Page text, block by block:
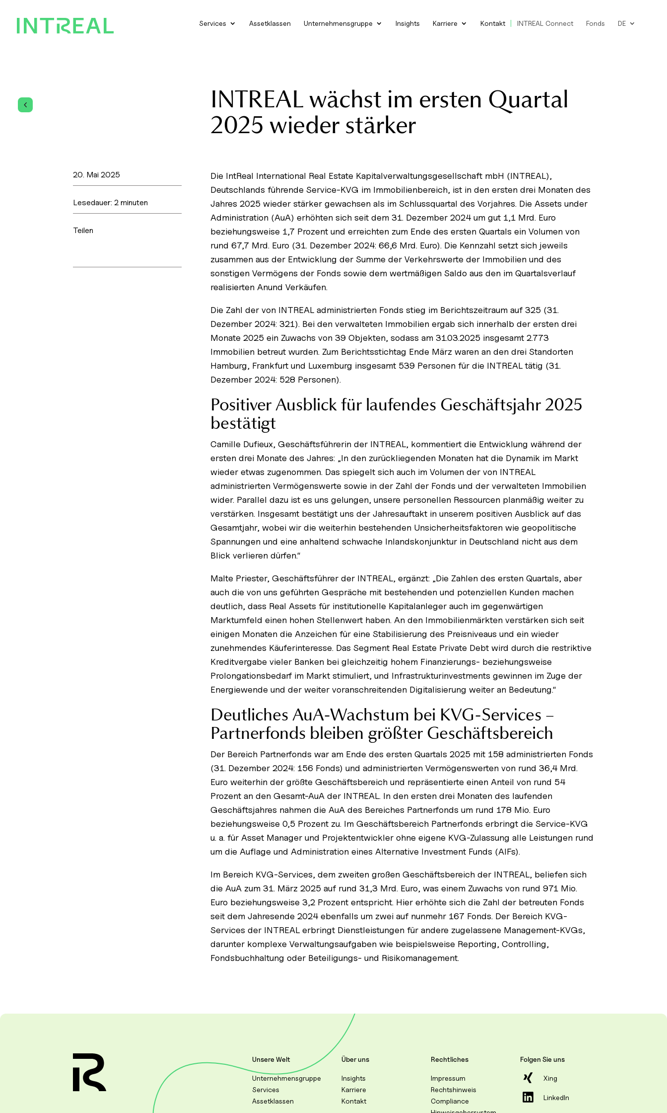
Services Assetklassen Unternehmensgruppe Insights Karriere Kontakt INTREAL Connect Fonds DE
4 INTREAL wächst im ersten Quartal
2025 wieder stärker
20. Mai 2025
Lesedauer: 2 minuten
Teilen
Die IntReal International Real Estate Kapitalverwaltungsgesellschaft mbH (INTREAL),
Deutschlands führende Service-KVG im Immobilienbereich, ist in den ersten drei Monaten des
Jahres 2025 wieder stärker gewachsen als im Schlussquartal des Vorjahres. Die Assets under
Administration (AuA) erhöhten sich seit dem 31. Dezember 2024 um gut 1,1 Mrd. Euro
beziehungsweise 1,7 Prozent und erreichten zum Ende des ersten Quartals ein Volumen von
rund 67,7 Mrd. Euro (31. Dezember 2024: 66,6 Mrd. Euro). Die Kennzahl setzt sich jeweils
zusammen aus der Entwicklung der Summe der Verkehrswerte der Immobilien und des
sonstigen Vermögens der Fonds sowie dem wertmäßigen Saldo aus den im Quartalsverlauf
realisierten Anund Verkäufen.
Die Zahl der von INTREAL administrierten Fonds stieg im Berichtszeitraum auf 325 (31.
Dezember 2024: 321). Bei den verwalteten Immobilien ergab sich innerhalb der ersten drei
Monate 2025 ein Zuwachs von 39 Objekten, sodass am 31.03.2025 insgesamt 2.773
Immobilien betreut wurden. Zum Berichtsstichtag Ende März waren an den drei Standorten
Hamburg, Frankfurt und Luxemburg insgesamt 539 Personen für die INTREAL tätig (31.
Dezember 2024: 528 Personen).
Positiver Ausblick für laufendes Geschäftsjahr 2025
bestätigt
Camille Dufieux, Geschäftsführerin der INTREAL, kommentiert die Entwicklung während der
ersten drei Monate des Jahres: „In den zurückliegenden Monaten hat die Dynamik im Markt
wieder etwas zugenommen. Das spiegelt sich auch im Volumen der von INTREAL
administrierten Vermögenswerte sowie in der Zahl der Fonds und der verwalteten Immobilien
wider. Parallel dazu ist es uns gelungen, unsere personellen Ressourcen planmäßig weiter zu
verstärken. Insgesamt bestätigt uns der Jahresauftakt in unserem positiven Ausblick auf das
Gesamtjahr, wobei wir die weiterhin bestehenden Unsicherheitsfaktoren wie geopolitische
Spannungen und eine anhaltend schwache Inlandskonjunktur in Deutschland nicht aus dem
Blick verlieren dürfen.“
Malte Priester, Geschäftsführer der INTREAL, ergänzt: „Die Zahlen des ersten Quartals, aber
auch die von uns geführten Gespräche mit bestehenden und potenziellen Kunden machen
deutlich, dass Real Assets für institutionelle Kapitalanleger auch im gegenwärtigen
Marktumfeld einen hohen Stellenwert haben. An den Immobilienmärkten verstärken sich seit
einigen Monaten die Anzeichen für eine Stabilisierung des Preisniveaus und ein wieder
zunehmendes Käuferinteresse. Das Segment Real Estate Private Debt wird durch die restriktive
Kreditvergabe vieler Banken bei gleichzeitig hohem Finanzierungs- beziehungsweise
Prolongationsbedarf im Markt stimuliert, und Infrastrukturinvestments gewinnen im Zuge der
Energiewende und der weiter voranschreitenden Digitalisierung weiter an Bedeutung.“
Deutliches AuA-Wachstum bei KVG-Services –
Partnerfonds bleiben größter Geschäftsbereich
Der Bereich Partnerfonds war am Ende des ersten Quartals 2025 mit 158 administrierten Fonds
(31. Dezember 2024: 156 Fonds) und administrierten Vermögenswerten von rund 36,4 Mrd.
Euro weiterhin der größte Geschäftsbereich und repräsentierte einen Anteil von rund 54
Prozent an den Gesamt-AuA der INTREAL. In den ersten drei Monaten des laufenden
Geschäftsjahres nahmen die AuA des Bereiches Partnerfonds um rund 178 Mio. Euro
beziehungsweise 0,5 Prozent zu. Im Geschäftsbereich Partnerfonds erbringt die Service-KVG
u. a. für Asset Manager und Projektentwickler ohne eigene KVG-Zulassung alle Leistungen rund
um die Auflage und Administration eines Alternative Investment Funds (AIFs).
Im Bereich KVG-Services, dem zweiten großen Geschäftsbereich der INTREAL, beliefen sich
die AuA zum 31. März 2025 auf rund 31,3 Mrd. Euro, was einem Zuwachs von rund 971 Mio.
Euro beziehungsweise 3,2 Prozent entspricht. Hier erhöhte sich die Zahl der betreuten Fonds
seit dem Jahresende 2024 ebenfalls um zwei auf nunmehr 167 Fonds. Der Bereich KVG-
Services der INTREAL erbringt Dienstleistungen für andere zugelassene Management-KVGs,
darunter komplexe Verwaltungsaufgaben wie beispielsweise Reporting, Controlling,
Fondsbuchhaltung oder Beteiligungs- und Risikomanagement.
Unsere Welt
Unternehmensgruppe
Services
Assetklassen
Über uns
Insights
Karriere
Kontakt
Rechtliches
Impressum
Rechtshinweis
Compliance
Folgen Sie uns
Xing
LinkedIn